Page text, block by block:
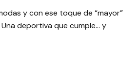
y con ese toque de “mayor”
deportiva que cumple… y